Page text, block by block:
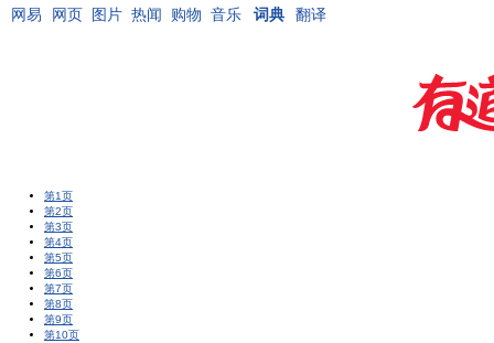
网易 网页 图片 热闻 购物 音乐 词典 翻译
第1页
第2页
第3页
第4页
第5页
第6页
第7页
第8页
第9页
第10页